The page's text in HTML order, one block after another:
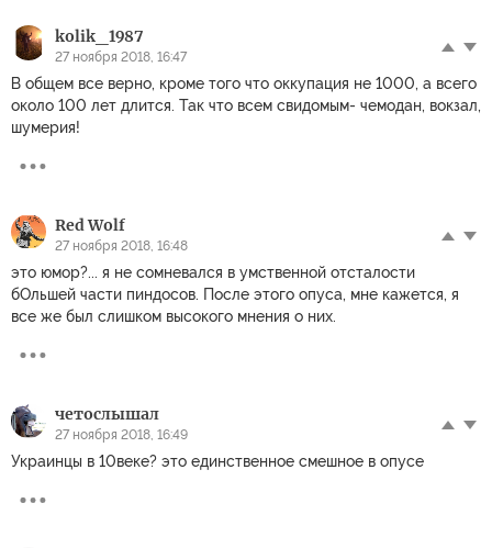
kolik_1987
27 ноября 2018, 16:47
В общем все верно, кроме того что оккупация не 1000, а всего
около 100 лет длится. Так что всем свидомым- чемодан, вокзал,
шумерия!
Red Wolf
27 ноября 2018, 16:48
это юмор?... я не сомневался в умственной отсталости
бОльшей части пиндосов. После этого опуса, мне кажется, я
все же был слишком высокого мнения о них.
четослышал
27 ноября 2018, 16:49
Украинцы в 10веке? это единственное смешное в опусе